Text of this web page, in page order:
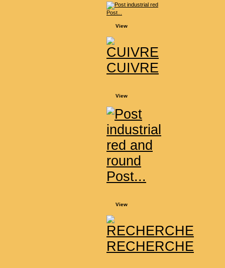
Post...
View
CUIVRE
View
Post...
View
RECHERCHE